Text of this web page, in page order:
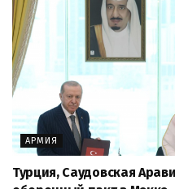
АРМИЯ
Турция, Саудовская